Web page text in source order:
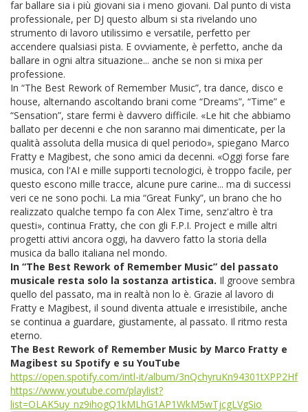
far ballare sia i più giovani sia i meno giovani. Dal punto di vista
professionale, per DJ questo album si sta rivelando uno
strumento di lavoro utilissimo e versatile, perfetto per
accendere qualsiasi pista. E ovviamente, è perfetto, anche da
ballare in ogni altra situazione... anche se non si mixa per
professione.
In “The Best Rework of Remember Music”, tra dance, disco e
house, alternando ascoltando brani come “Dreams”, “Time” e
“Sensation”, stare fermi è davvero difficile. «Le hit che abbiamo
ballato per decenni e che non saranno mai dimenticate, per la
qualità assoluta della musica di quel periodo», spiegano Marco
Fratty e Magibest, che sono amici da decenni. «Oggi forse fare
musica, con l'AI e mille supporti tecnologici, è troppo facile, per
questo escono mille tracce, alcune pure carine... ma di successi
veri ce ne sono pochi. La mia “Great Funky”, un brano che ho
realizzato qualche tempo fa con Alex Time, senz'altro è tra
questi», continua Fratty, che con gli F.P.I. Project e mille altri
progetti attivi ancora oggi, ha davvero fatto la storia della
musica da ballo italiana nel mondo.
In “The Best Rework of Remember Music” del passato
musicale resta solo la sostanza artistica. Il groove sembra
quello del passato, ma in realtà non lo è. Grazie al lavoro di
Fratty e Magibest, il sound diventa attuale e irresistibile, anche
se continua a guardare, giustamente, al passato. Il ritmo resta
eterno.
The Best Rework of Remember Music by Marco Fratty e
Magibest su Spotify e su YouTube
https://open.spotify.com/intl-it/album/3nQchyruKn94301tXPP2Hf
https://www.youtube.com/playlist?
list=OLAK5uy_nz9ihogQ1kMLhG1AP1WkM5wTjcgLVgSio